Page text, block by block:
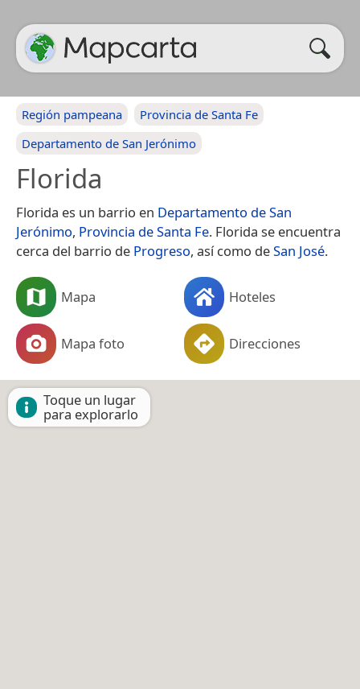
Región pampeana
Provincia de Santa Fe
Departamento de San Jerónimo
Florida
Florida es un barrio en Departamento de San
Jerónimo, Provincia de Santa Fe. Florida se encuentra
cerca del barrio de Progreso, así como deSan José.
Mapa Hoteles
Mapa foto Direcciones
Toque un lugar
para explorarlo